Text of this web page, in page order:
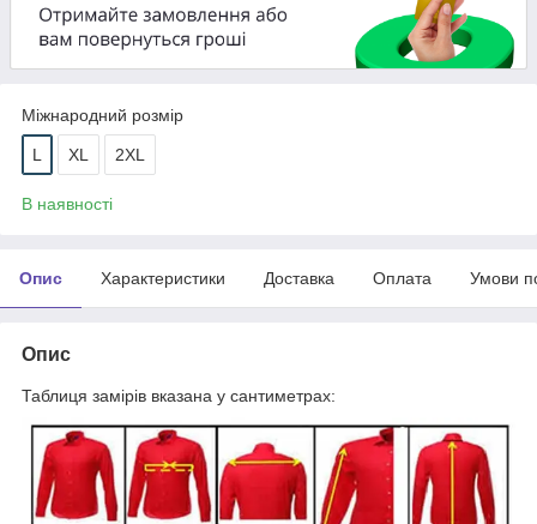
Міжнародний розмір
L XL 2XL
В наявності
Опис Характеристики Доставка Оплата Умови
Опис
Таблиця замірів вказана у сантиметрах: